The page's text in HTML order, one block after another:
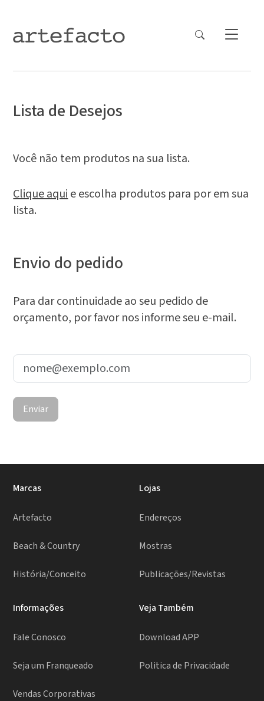
Lista de Desejos
Você não tem produtos na sua lista.
Clique aquie escolha produtos para por em sua
lista.
Envio do pedido
Para dar continuidade ao seu pedido de
orçamento, por favor nos informe seu e-mail.
Enviar
Marcas
Artefacto
Beach & Country
História/Conceito
Lojas
Endereços
Mostras
Publicações/Revistas
Informações
Fale Conosco
Seja um Franqueado
Vendas Corporativas
Veja Também
Download APP
Politica de Privacidade